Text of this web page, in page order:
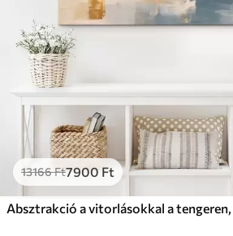
13166Ft7900 Ft